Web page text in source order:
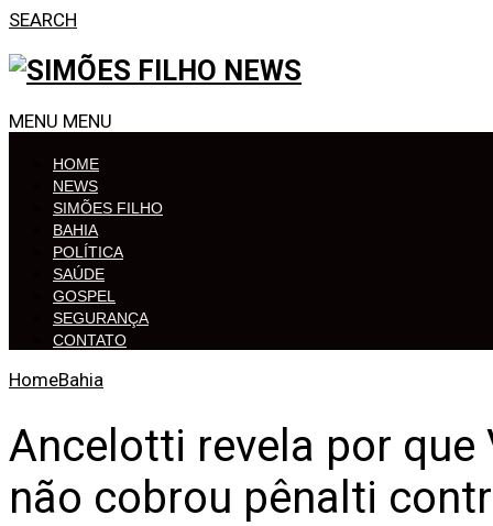
SEARCH
MENU MENU
HOME
NEWS
SIMÕES FILHO
BAHIA
POLÍTICA
SAÚDE
GOSPEL
SEGURANÇA
CONTATO
HomeBahia
Ancelotti revela por
não cobrou pênalti